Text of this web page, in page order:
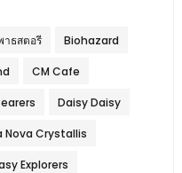
าธสตอรี Biohazard
CM Cafe
Daisy Daisy
Nova Crystallis
Explorers